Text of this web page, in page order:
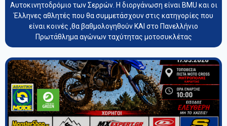
Αυτοκινητοδρόμιο των Σερρών. Η διοργάνωση είναι BMU και οι
Έλληνες αθλητές που θα συμμετάσχουν στις κατηγορίες που
είναι κοινές ,θα βαθμολογηθούν ΚΑΙ στο Πανελλήνιο
Πρωτάθλημα αγώνων ταχύτητας μοτοσυκλέτας